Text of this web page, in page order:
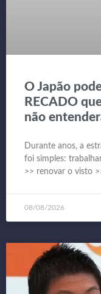
O Japão
RECADO
não
Durante anos, a
foi simples:
>> renovar o visto
08/08/2026